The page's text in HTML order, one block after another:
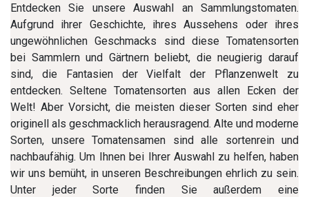
Entdecken Sie unsere Auswahl an Sammlungstomaten.
Aufgrund ihrer Geschichte, ihres Aussehens oder ihres
ungewöhnlichen Geschmacks sind diese Tomatensorten
bei Sammlern und Gärtnern beliebt, die neugierig darauf
sind, die Fantasien der Vielfalt der Pflanzenwelt zu
entdecken. Seltene Tomatensorten aus allen Ecken der
Welt! Aber Vorsicht, die meisten dieser Sorten sind eher
originell als geschmacklich herausragend. Alte und moderne
Sorten, unsere Tomatensamen sind alle sortenrein und
nachbaufähig. Um Ihnen bei Ihrer Auswahl zu helfen, haben
wir uns bemüht, in unseren Beschreibungen ehrlich zu sein.
Unter jeder Sorte finden Sie außerdem eine